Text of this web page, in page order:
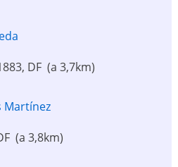
DF(a 3,7km)
Martínez
(a 3,8km)